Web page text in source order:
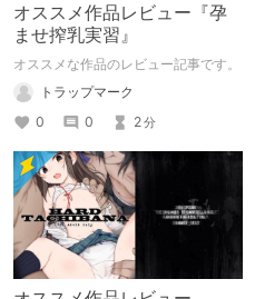
オススメ作品レビュー『孕
ませ搾乳実習』
オススメな作品のレビュー記事です。
トラップマーク
0
0 2分